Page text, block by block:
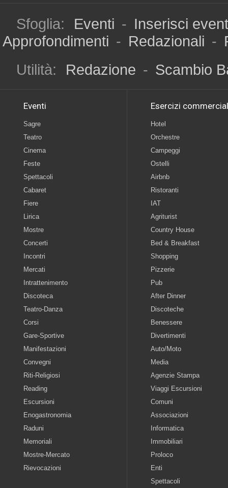
Sfoglia: Eventi - Inserisci
Approfondimenti - Redazionali -
Utilità:
Redazione - Scambio
Eventi
Sagre
Teatro
Cinema
Feste
Spettacoli
Cabaret
Fiere
Lirica
Mostre
Concerti
Incontri
Mercati
Intrattenimento
Discoteca
Teatro-Danza
Corsi
Gare-Sportive
Manifestazioni
Convegni
Riti-Religiosi
Reading
Escursioni
Enogastronomia
Raduni
Memoriali
Mostre-Mercato
Rievocazioni
Esercizi
Hotel
Orchestre
Campeggi
Ostelli
Airbnb
Ristoranti
IAT
Agriturist
Country House
Bed & Breakfast
Shopping
Pizzerie
Pub
After Dinner
Discoteche
Benessere
Divertimenti
Auto/Moto
Media
Agenzie Stampa
Viaggi Escursioni
Comuni
Associazioni
Informatica
Immobiliari
Proloco
Enti
Spettacoli